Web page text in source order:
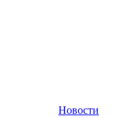
Новости